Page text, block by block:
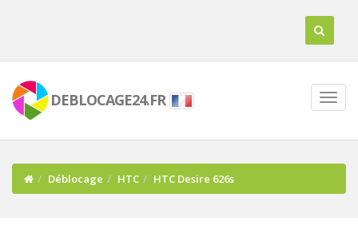
DEBLOCAGE24.FR
Déblocage HTC HTC Desire 626s